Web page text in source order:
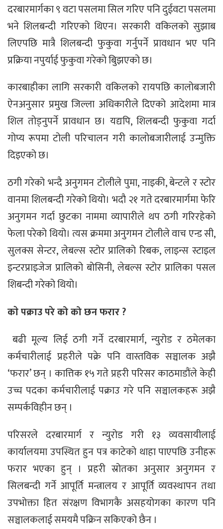
दरबारमार्गका ९ वटा पसलमा सिल गरिए पनि दुईवटा पसलमा
भने शिलबन्दी गरिएको थिएन। सरकारी वकिलको सुझाब
लिएपछि मात्रै शिलबन्दी फुकुवा गर्नुपर्ने प्रावधान भए पनि
प्रक्रिया नपुर्याई फुकुवा गरेको बुिझएको छ।
कारबाहीका लागि सरकारी वकिलको रायपछि कालोबजारी
ऐनअनुसार प्रमुख जिल्ला अधिकारीले दिएको आदेशमा मात्र
शिल तोड्नुपर्ने प्रावधान छ। यद्यपि, शिलबन्दी फुकुवा गर्दा
गोप्य रूपमा टोली परिचालन गरी कालोबजारीलाई उन्मुक्ति
दिइएको छ।
ठगी गरेको भन्दै अनुगमन टोलीले पुमा, नाइकी, बेन्टले र स्टोर
वानमा शिलबन्दी गरेको थियो। भदौ २१ गते दरबारमार्गमा फेरि
अनुगमन गर्दा छुटका नाममा व्यापारीले थप ठगी गरिरहेको
फेला परेको थियो। त्यस क्रममा अनुगमन टोलीले वाच एन्ड सी,
सुलक्स सेन्टर, लेबल्स स्टोर प्रालिको रिबक, लाइन्स स्टाइल
इन्टरप्राइजेज प्रालिको बोसिनी, लेबल्स स्टोर प्रालिका पसल
शिबन्दी गरेको थियो।
काे पक्राउ परे को को छन फरार ?
बढी मूल्य लिई ठगी गर्ने दरबारमार्ग, न्युरोड र ठमेलका
कर्मचारीलाई प्रहरीले पक्रे पनि वास्तविक सञ्चालक अझै
‘फरार’ छन् । कात्तिक १५ गते प्रहरी परिसर काठमाडौंले केही
उच्च पदका कर्मचारीलाई पक्राउ गरे पनि सञ्चालकहरू अझै
सम्पर्कविहीन छन् ।
परिसरले दरबारमार्ग र न्युरोड गरी १३ व्यवसायीलाई
कार्यालयमा उपस्थित हुन पत्र काटेको थाहा पाएपछि उनीहरू
फरार भएका हुन् । प्रहरी स्रोतका अनुसार अनुगमन र
सिलबन्दी गर्ने आपूर्ति मन्त्रालय र आपूर्ति व्यवस्थापन तथा
उपभोक्ता हित संरक्षण विभागकै असहयोगका कारण पनि
सञ्चालकलाई समयमै पक्रिन सकिएको छैन ।